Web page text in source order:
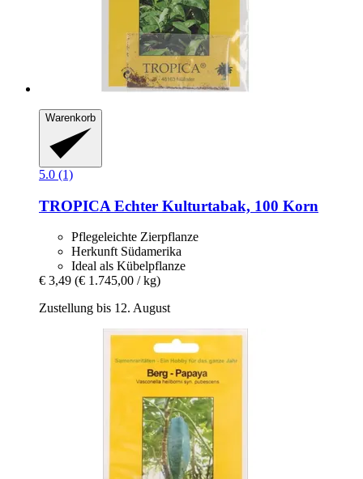
Warenkorb
5.0 (1)
TROPICA Echter Kulturtabak, 100 Korn
Pflegeleichte Zierpflanze
Herkunft Südamerika
Ideal als Kübelpflanze
€ 3,49 (€ 1.745,00 / kg)
Zustellung bis 12. August